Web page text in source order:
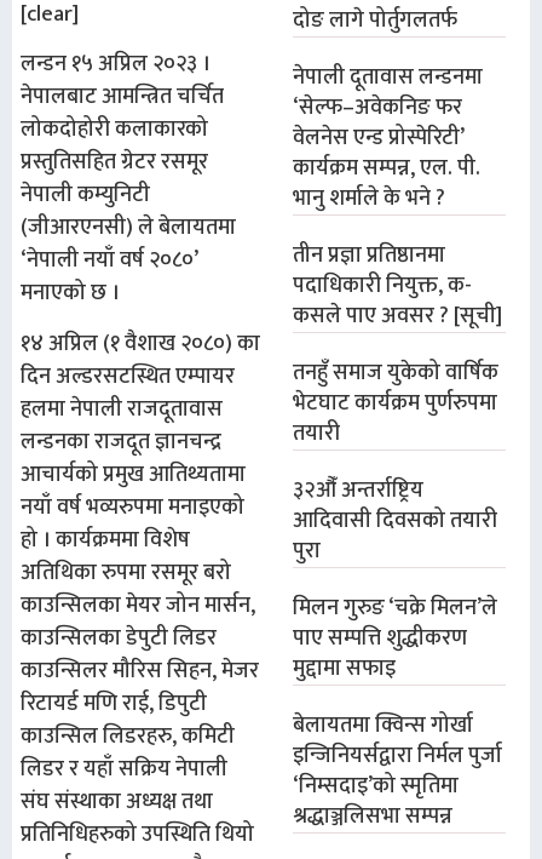
[clear]
लन्डन १५ अप्रिल २०२३ ।
नेपालबाट आमन्त्रित चर्चित
लोकदोहोरी कलाकारको
प्रस्तुतिसहित ग्रेटर रसमूर
नेपाली कम्युनिटी
(जीआरएनसी) ले बेलायतमा
‘नेपाली नयाँ वर्ष २०८०’
मनाएको छ ।
१४ अप्रिल (१ वैशाख २०८०) का
दिन अल्डरसटस्थित एम्पायर
हलमा नेपाली राजदूतावास
लन्डनका राजदूत ज्ञानचन्द्र
आचार्यको प्रमुख आतिथ्यतामा
नयाँ वर्ष भव्यरुपमा मनाइएको
हो । कार्यक्रममा विशेष
अतिथिका रुपमा रसमूर बरो
काउन्सिलका मेयर जोन मार्सन,
काउन्सिलका डेपुटी लिडर
काउन्सिलर मौरिस सिहन, मेजर
रिटायर्ड मणि राई, डिपुटी
काउन्सिल लिडरहरु, कमिटी
लिडर र यहाँ सक्रिय नेपाली
संघ संस्थाका अध्यक्ष तथा
प्रतिनिधिहरुको उपस्थिति थियो
दोङ लागे पोर्तुगलतर्फ
नेपाली दूतावास लन्डनमा
‘सेल्फ–अवेकनिङ फर
वेलनेस एन्ड प्रोस्पेरिटी’
कार्यक्रम सम्पन्न, एल. पी.
भानु शर्माले के भने ?
तीन प्रज्ञा प्रतिष्ठानमा
पदाधिकारी नियुक्त, क-
कसले पाए अवसर ? [सूची]
तनहुँ समाज युकेको वार्षिक
भेटघाट कार्यक्रम पुर्णरुपमा
तयारी
३२औँ अन्तर्राष्ट्रिय
आदिवासी दिवसको तयारी
पुरा
मिलन गुरुङ ‘चक्रे मिलन’ले
पाए सम्पत्ति शुद्धीकरण
मुद्दामा सफाइ
बेलायतमा क्विन्स गोर्खा
इन्जिनियर्सद्वारा निर्मल पुर्जा
‘निम्सदाइ’को स्मृतिमा
श्रद्धाञ्जलिसभा सम्पन्न